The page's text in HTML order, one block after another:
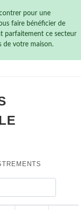
pour une
faire bénéficier de
parfaitement ce secteur
de votre maison.